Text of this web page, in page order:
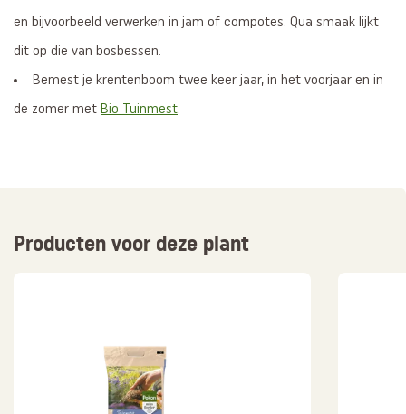
en bijvoorbeeld verwerken in jam of compotes. Qua smaak lijkt
dit op die van bosbessen.
Bemest je krentenboom twee keer jaar, in het voorjaar en in
de zomer met Bio Tuinmest.
Producten voor deze plant